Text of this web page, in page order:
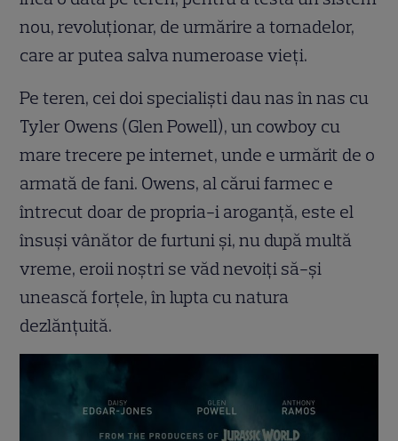
nou, revoluționar, de urmărire a tornadelor,
care ar putea salva numeroase vieți.
Pe teren, cei doi specialiști dau nas în nas cu
Tyler Owens (Glen Powell), un cowboy cu
mare trecere pe internet, unde e urmărit de o
armată de fani. Owens, al cărui farmec e
întrecut doar de propria-i aroganță, este el
însuși vânător de furtuni și, nu după multă
vreme, eroii noștri se văd nevoiți să-și
unească forțele, în lupta cu natura
dezlănțuită.